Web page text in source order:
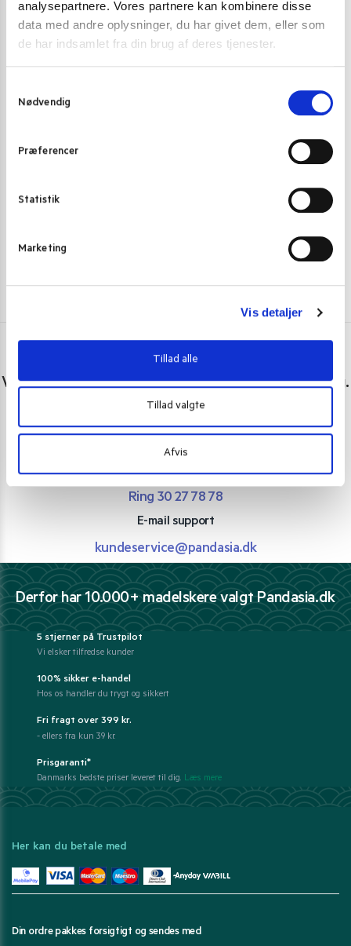
analysepartnere. Vores partnere kan kombinere disse
data med andre oplysninger, du har givet dem, eller som
de har indsamlet fra din brug af deres tjenester.
Nødvendig
Præferencer
Statistik
Marketing
Vis detaljer
Tillad alle
Tillad valgte
Afvis
CHIPS,RISKIKS
Regal Punjabi
Har du spørgsmål eller brug for hjælp?
Vi er lige her. Kundeservice sidder klar til at hjælpe dig.
Vi guider dig igennem asiatisk mad
Telefon support
Ring 30 27 78 78
E-mail support
kundeservice@pandasia.dk
Derfor har 10.000+ madelskere valgt Pandasia.dk
5 stjerner på Trustpilot
Vi elsker tilfredse kunder
100% sikker e-handel
Hos os handler du trygt og sikkert
Fri fragt over 399 kr.
- ellers fra kun 39 kr.
Prisgaranti*
Danmarks bedste priser leveret til dig. Læs mere
Her kan du betale med
Din ordre pakkes forsigtigt og sendes med